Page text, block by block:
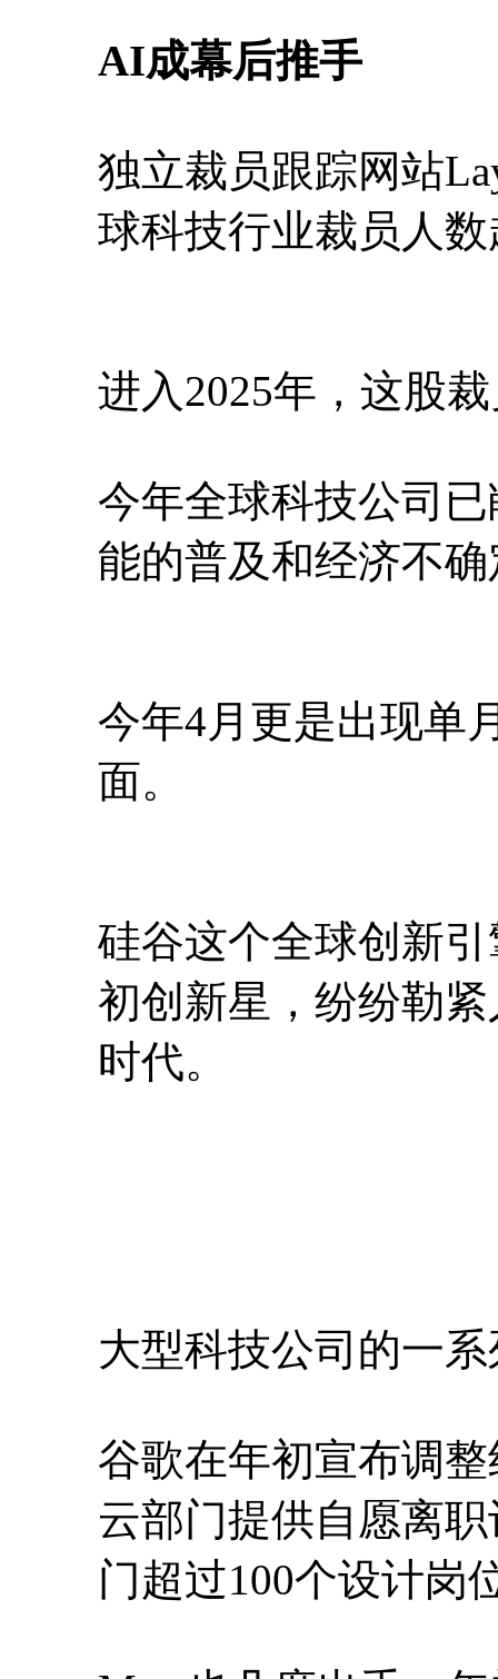
AI成幕后推手
独立裁员跟踪网站
球科技行业裁员人
进入2025年，这股
今年全球科技公司
能的普及和经济不
今年4月更是出现单
面。
硅谷这个全球创新
初创新星，纷纷勒
时代。
大型科技公司的一
谷歌在年初宣布调
云部门提供自愿离
门超过100个设计岗